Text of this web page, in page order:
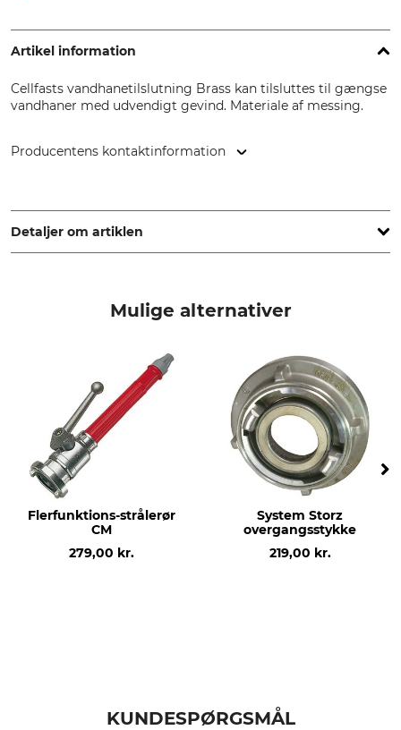
Artikel information
Cellfasts vandhanetilslutning Brass kan tilsluttes til gængse
vandhaner med udvendigt gevind. Materiale af messing.
Producentens kontaktinformation
Poland, www.cellfast.de
Detaljer om artiklen
Mulige alternativer
Flerfunktions-strålerør
CM
279,00 kr.
System Storz
overgangsstykke
219,00 kr.
KUNDESPØRGSMÅL